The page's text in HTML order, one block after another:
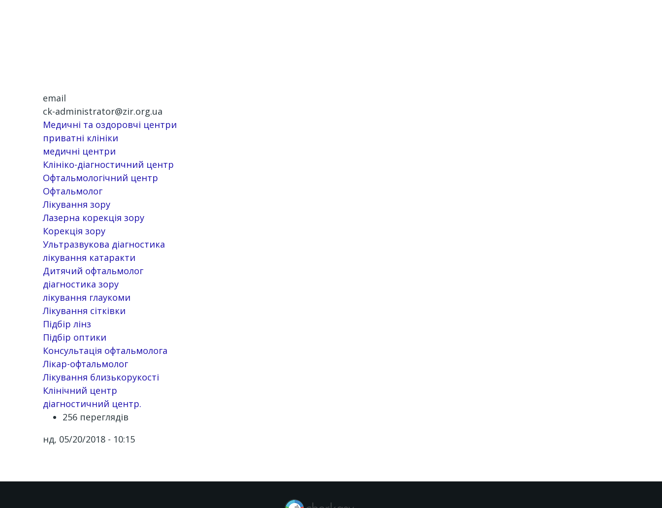
email
ck-administrator@zir.org.ua
Медичні та оздоровчі центри
приватні клініки
медичні центри
Клініко-діагностичний центр
Офтальмологічний центр
Офтальмолог
Лікування зору
Лазерна корекція зору
Корекція зору
Ультразвукова діагностика
лікування катаракти
Дитячий офтальмолог
діагностика зору
лікування глаукоми
Лікування сітківки
Підбір лінз
Підбір оптики
Консультація офтальмолога
Лікар-офтальмолог
Лікування близькорукості
Клінічний центр
діагностичний центр.
256 переглядів
нд, 05/20/2018 - 10:15